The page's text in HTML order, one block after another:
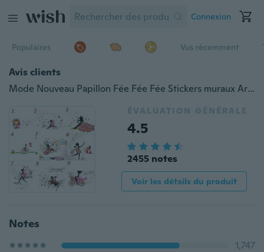
Connexion
Populaires Vus récemment
Avis clients
Mode Nouveau Papillon Fée Fée Fée Stickers muraux Art Stickers Chambre Chambre Salon Murs Décorations
ÉVALUATION GÉNÉRALE
4.5
2455 notes
Voir les détails du produit
Notes
1,747